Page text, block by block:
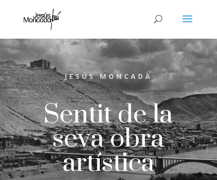
JESÚS MONCADA
Sentit de la
seva obra
artística